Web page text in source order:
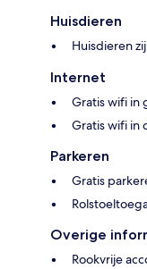
Huisdieren
Huisdieren
Internet
Gratis wifi in
Gratis wifi in
Parkeren
Gratis
Overige
Rookvrije